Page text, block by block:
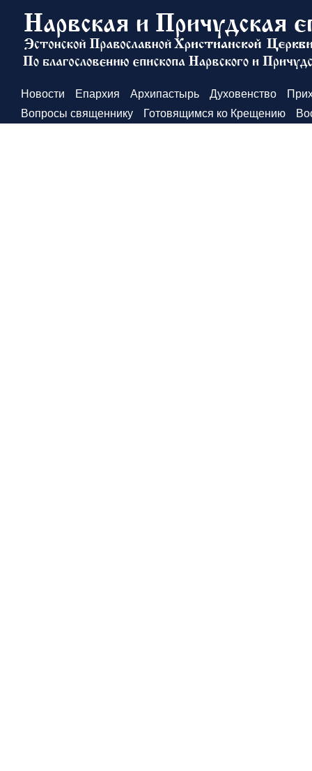
Новости Епархия Архипастырь Духовенство
Вопросы священнику
Готовящимся ко Крещению